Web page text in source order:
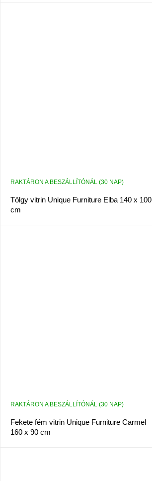
Tölgy vitrin Unique Furniture Elba 140 x 100
cm
RAKTÁRON A BESZÁLLÍTÓNÁL (30 NAP)
Fekete fém vitrin Unique Furniture Carmel
160 x 90 cm
RAKTÁRON A BESZÁLLÍTÓNÁL (30 NAP)